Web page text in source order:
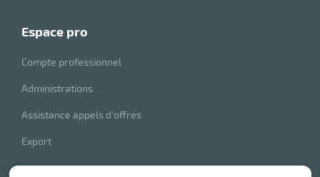
espace pro
Compte professionnel
Administrations
Assistance appels d’offres
Export
index produits